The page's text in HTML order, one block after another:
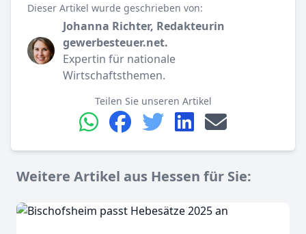
Dieser Artikel wurde geschrieben von:
Johanna Richter, Redakteurin
gewerbesteuer.net.
Expertin für nationale
Wirtschaftsthemen.
Teilen Sie unseren Artikel
Weitere Artikel aus Hessen für Sie: